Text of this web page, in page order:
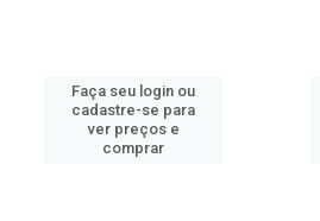
Faça seu login ou
cadastre-se para
ver preços e
comprar